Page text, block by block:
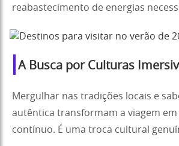
reabastecimento de energias
A Busca por Culturas
Mergulhar nas tradições locais e
autêntica transformam a viagem
contínuo. É uma troca cultural